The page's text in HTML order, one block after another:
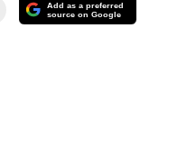
Add as a preferred
source on Google